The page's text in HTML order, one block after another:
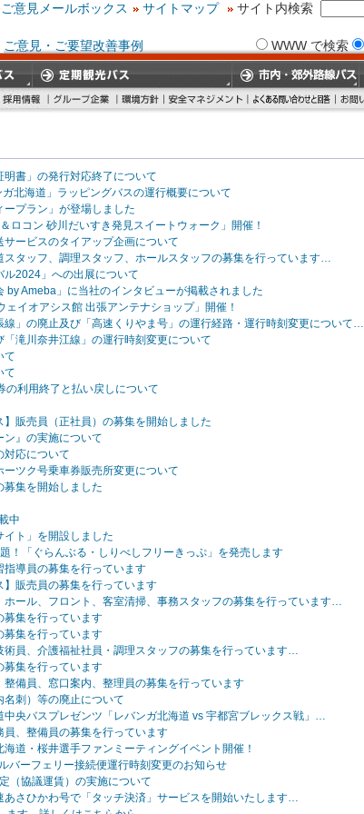
ご意見メールボックス サイトマップ サイト内検索
ご意見・ご要望改善事例 WWW で検索
書」の発行対応終了について
北海道」ラッピングバスの運行概要について
ープラン」が登場しました
ロコン 砂川だいすき発見スイートウォーク」開催！
ービスのタイアップ企画について
スタッフ、調理スタッフ、ホールスタッフの募集を行っています…
ル2024」への出展について
by Ameba」に当社のインタビューが掲載されました
ェイオアシス館 出張アンテナショップ」開催！
線」の廃止及び「高速くりやま号」の運行経路・運行時刻変更について…
「滝川奈井江線」の運行時刻変更について
て
て
の利用終了と払い戻しについて
】販売員（正社員）の募集を開始しました
ン』の実施について
対応について
ツク号乗車券販売所変更について
募集を開始しました
中
イト」を開設しました
！「ぐらんぶる・しりべしフリーきっぷ」を発売します
指導員の募集を行っています
】販売員の募集を行っています
ホール、フロント、客室清掃、事務スタッフの募集を行っています…
募集を行っています
募集を行っています
術員、介護福祉社員・調理スタッフの募集を行っています…
募集を行っています
整備員、窓口案内、整理員の募集を行っています
刺）等の廃止について
中央バスプレゼンツ「レバンガ北海道 vs 宇都宮ブレックス戦」…
員、整備員の募集を行っています
海道・桜井選手ファンミーティングイベント開催！
バーフェリー接続便運行時刻変更のお知らせ
（協議運賃）の実施について
あさひかわ号で「タッチ決済」サービスを開始いたします…